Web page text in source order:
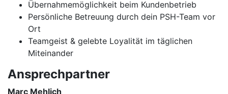
Übernahmemöglichkeit beim Kundenbetrieb
Persönliche Betreuung durch dein PSH-Team vor
Ort
Teamgeist & gelebte Loyalität im täglichen
Miteinander
Ansprechpartner
Marc Mehlich